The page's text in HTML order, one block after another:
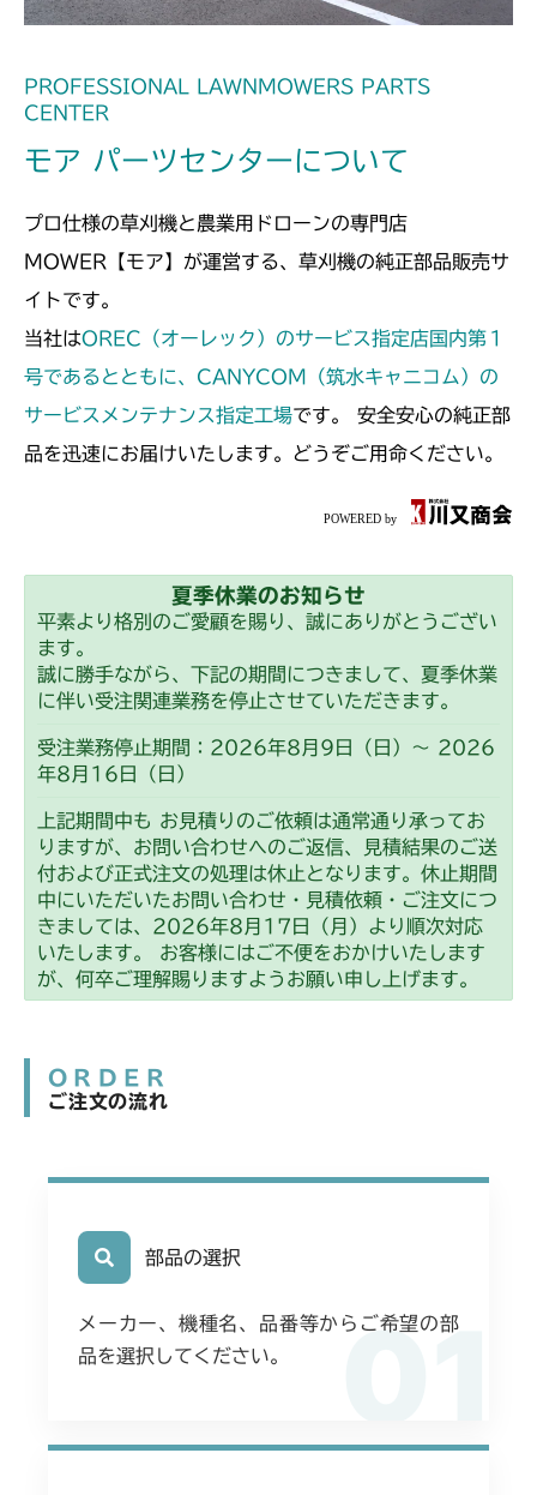
PROFESSIONAL LAWNMOWERS PARTS
CENTER
モア パーツセンターについて
プロ仕様の草刈機と農業用ドローンの専門店
MOWER【モア】が運営する、草刈機の純正部品販売サ
イトです。
当社はOREC（オーレック）のサービス指定店国内第１
号であるとともに、CANYCOM（筑水キャニコム）の
サービスメンテナンス指定工場です。 安全安心の純正部
品を迅速にお届けいたします。どうぞご用命ください。
夏季休業のお知らせ
平素より格別のご愛顧を賜り、誠にありがとうござい
ます。
誠に勝手ながら、下記の期間につきまして、夏季休業
に伴い受注関連業務を停止させていただきます。
受注業務停止期間：2026年8月9日（日）～ 2026
年8月16日（日）
上記期間中も お見積りのご依頼は通常通り承ってお
りますが、お問い合わせへのご返信、見積結果のご送
付および正式注文の処理は休止となります。休止期間
中にいただいたお問い合わせ・見積依頼・ご注文につ
きましては、2026年8月17日（月）より順次対応
いたします。 お客様にはご不便をおかけいたします
が、何卒ご理解賜りますようお願い申し上げます。
ORDER
ご注文の流れ
01
部品の選択
メーカー、機種名、品番等からご希望の部
品を選択してください。